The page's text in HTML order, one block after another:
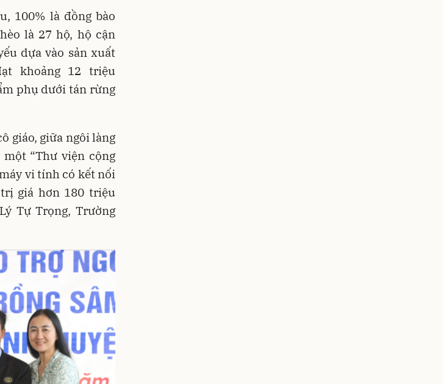
100% là đồng bào
là 27 hộ, hộ cận
dựa vào sản xuất
khoảng 12 triệu
phụ dưới tán rừng
giáo, giữa ngôi làng
“Thư viện cộng
vi tính có kết nối
giá hơn 180 triệu
Tự Trọng, Trường